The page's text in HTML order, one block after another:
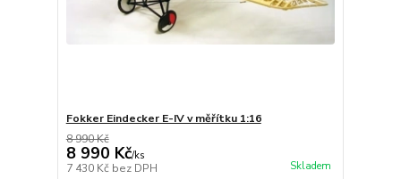
Fokker Eindecker E-IV v měřítku 1:16
8 990 Kč
8 990 Kč/ks
7 430 Kč bez DPH Skladem